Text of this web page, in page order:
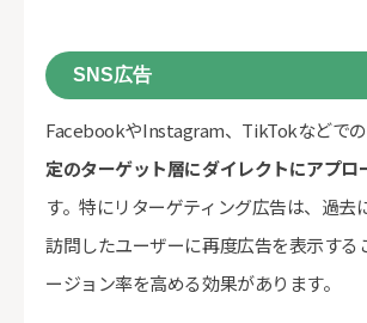
SNS広告
FacebookやInstagram、TikTokなどで
定のターゲット層にダイレクトにアプロ
す。特にリターゲティング広告は、過去
訪問したユーザーに再度広告を表示する
ージョン率を高める効果があります。